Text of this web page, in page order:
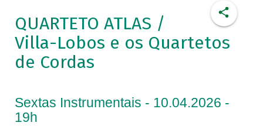
QUARTETO ATLAS /
Villa-Lobos e os Quartetos
de Cordas
Sextas Instrumentais - 10.04.2026 -
19h